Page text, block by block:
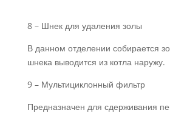
8 – Шнек для удаления золы
В данном отделении собирается
шнека выводится из котла наружу.
9 – Мультициклонный фильтр
Предназначен для сдерживания